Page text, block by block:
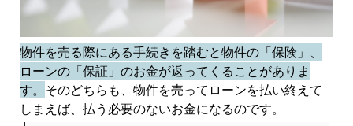
物件を売る際にある手続きを踏むと物件の「保険」、
ローンの「保証」のお金が返ってくることがありま
す。 そのどちらも、物件を売ってローンを払い終えて
しまえば、払う必要のないお金になるのです。